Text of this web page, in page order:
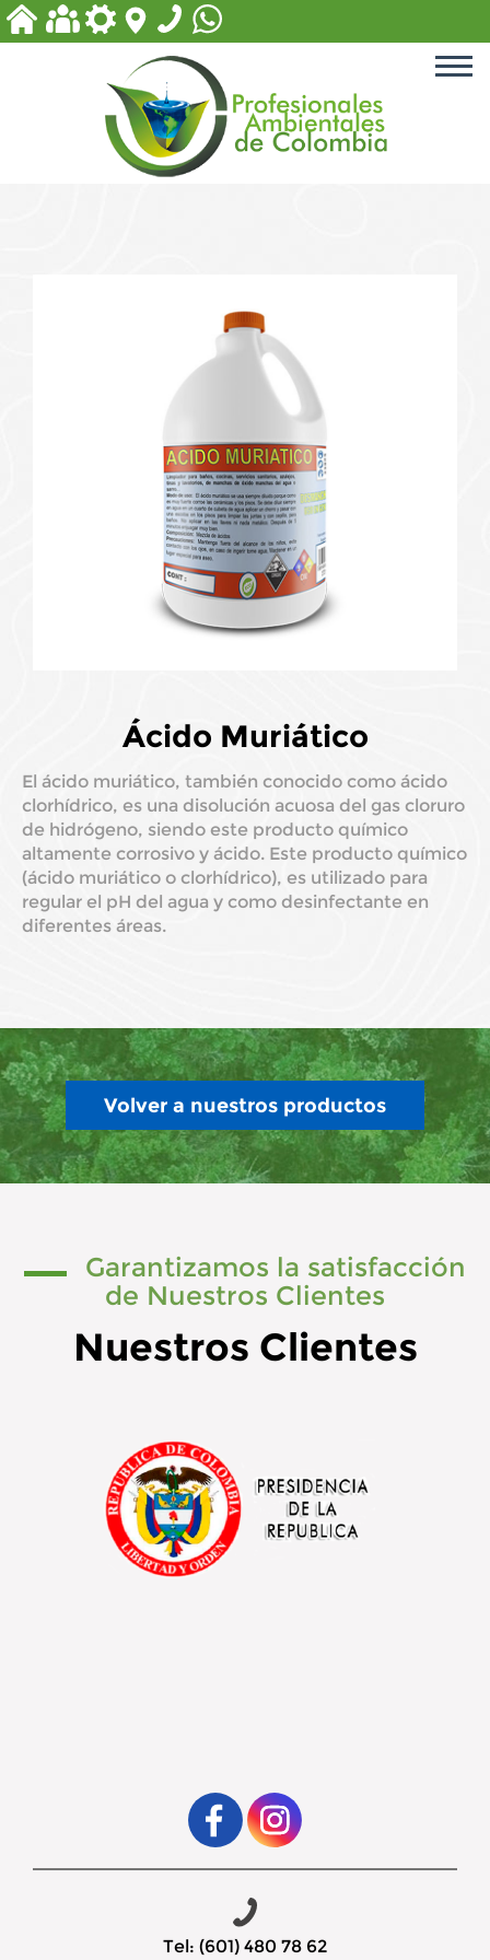
ACCESORIOS PARA PISCINA
EQUIPOS PARA PLANTAS
DE TRATAMIENTO
PRODUCTOS PARA PISCINAS
Ácido Muriático
El ácido muriático, también conocido como ácido
clorhídrico, es una disolución acuosa del gas cloruro
de hidrógeno, siendo este producto químico
altamente corrosivo y ácido. Este producto químico
(ácido muriático o clorhídrico), es utilizado para
regular el pH del agua y como desinfectante en
diferentes áreas.
Volver a nuestros productos
Garantizamos la satisfacción
de Nuestros Clientes
Nuestros Clientes
Tel: (601) 480 78 62